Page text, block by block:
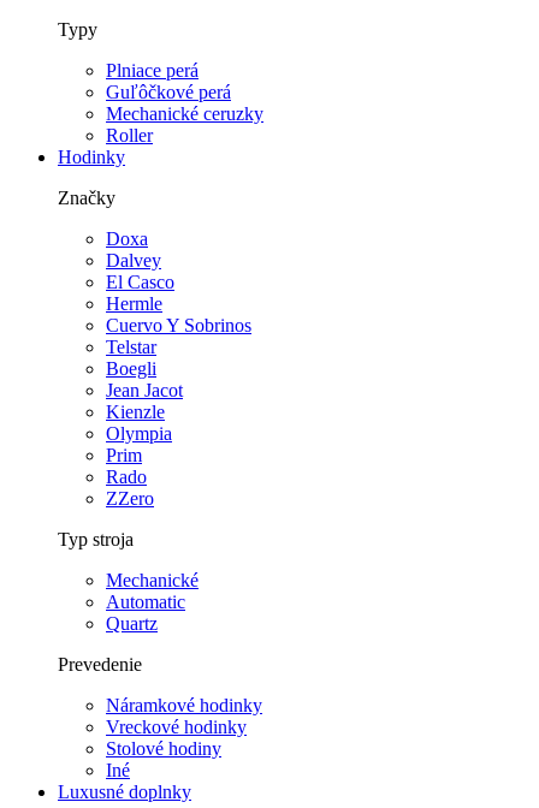
Typy
Plniace perá
Guľôčkové perá
Mechanické ceruzky
Roller
Hodinky
Značky
Doxa
Dalvey
El Casco
Hermle
Cuervo Y Sobrinos
Telstar
Boegli
Jean Jacot
Kienzle
Olympia
Prim
Rado
ZZero
Typ stroja
Mechanické
Automatic
Quartz
Prevedenie
Náramkové hodinky
Vreckové hodinky
Stolové hodiny
Iné
Luxusné doplnky